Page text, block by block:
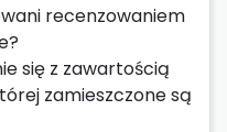
recenzowaniem
się z zawartością
zamieszczone są